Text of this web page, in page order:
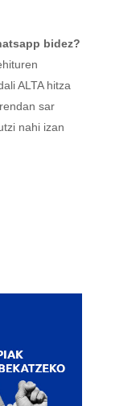
bidez?
ALTA hitza
sar
nahi izan